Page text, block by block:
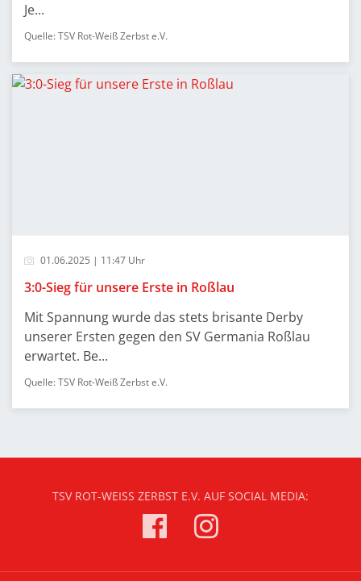
Je...
Quelle: TSV Rot-Weiß Zerbst e.V.
01.06.2025 | 11:47 Uhr
3:0-Sieg für unsere Erste in Roßlau
Mit Spannung wurde das stets brisante Derby
unserer Ersten gegen den SV Germania Roßlau
erwartet. Be...
Quelle: TSV Rot-Weiß Zerbst e.V.
TSV ROT-WEISS ZERBST E.V. AUF SOCIAL MEDIA: